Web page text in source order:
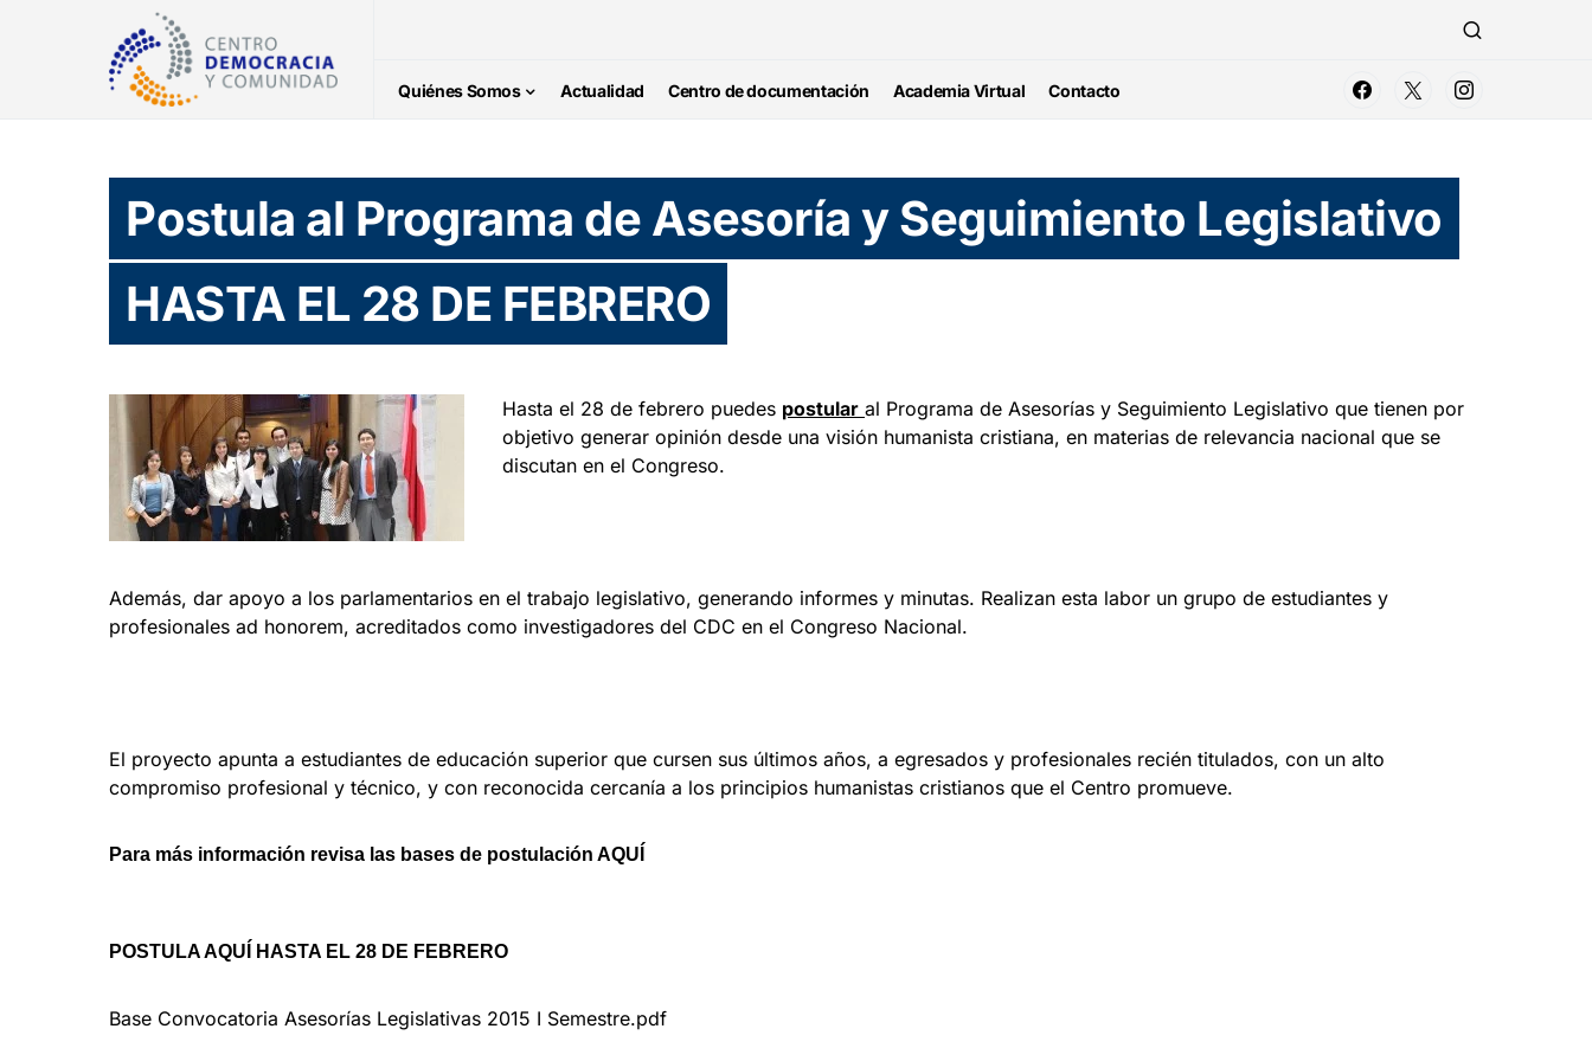
Quiénes Somos Actualidad Centro de documentación Academia Virtual Contacto
Postula al Programa de Asesoría y Seguimiento Legislativo
HASTA EL 28 DE FEBRERO
Hasta el 28 de febrero puedes postular al Programa de Asesorías y Seguimiento Legislativo que tienen por
objetivo generar opinión desde una visión humanista cristiana, en materias de relevancia nacional que se
discutan en el Congreso.
Además, dar apoyo a los parlamentarios en el trabajo legislativo, generando informes y minutas. Realizan esta labor un grupo de estudiantes y
profesionales ad honorem, acreditados como investigadores del CDC en el Congreso Nacional.
El proyecto apunta a estudiantes de educación superior que cursen sus últimos años, a egresados y profesionales recién titulados, con un alto
compromiso profesional y técnico, y con reconocida cercanía a los principios humanistas cristianos que el Centro promueve.
Para más información revisa las bases de postulación AQUÍ
POSTULA AQUÍ HASTA EL 28 DE FEBRERO
Base Convocatoria Asesorías Legislativas 2015 I Semestre.pdf